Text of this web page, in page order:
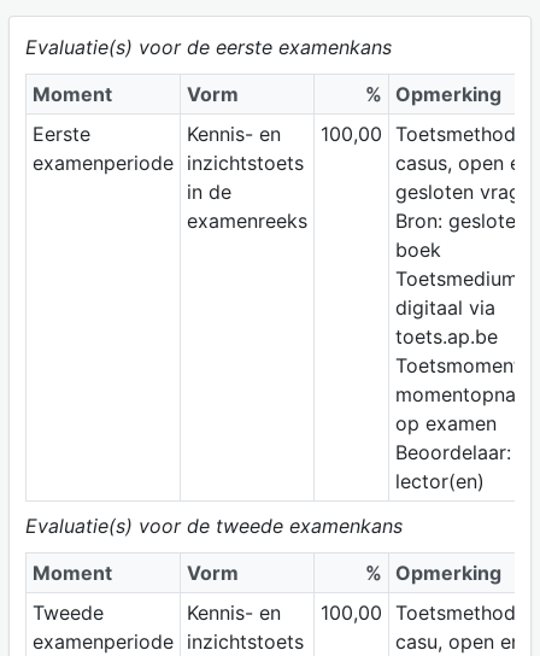
Evaluatie(s) voor de eerste examenkans
Moment
Vorm % Opmerking
Eerste
examenperiode
Kennis- en
inzichtstoets
in de
examenreeks
100,00 Toetsmethode:
casus, open en
gesloten
Bron: gesloten
boek
Toetsmedium:
digitaal via
toets.ap.be
Toetsmoment:
op examen
Beoordelaar:
lector(en)
Evaluatie(s) voor de tweede examenkans
Moment
Vorm % Opmerking
Tweede
examenperiode
Kennis- en
inzichtstoets
100,00 Toetsmethode:
casu, open en